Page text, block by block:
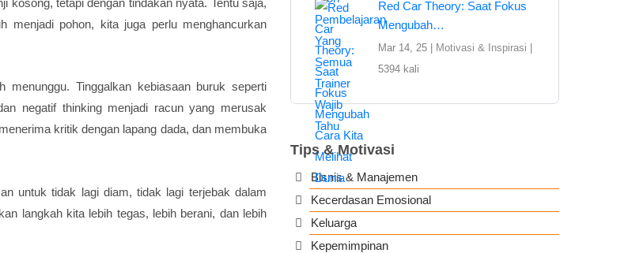
menjadi pohon, kita juga perlu menghancurkan
Tinggalkan kebiasaan buruk seperti
negatif thinking menjadi racun yang merusak
kritik dengan lapang dada, dan membuka
untuk tidak lagi diam, tidak lagi terjebak dalam
langkah kita lebih tegas, lebih berani, dan lebih
Red Car Theory: Saat Fokus
Mengubah…
Mar 14, 25 | Motivasi & Inspirasi
5394 kali
Tips & Motivasi
Bisnis & Manajemen
Kecerdasan Emosional
Keluarga
Kepemimpinan